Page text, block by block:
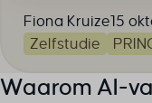
Fiona Kruize15
Zelfstudie
Waarom AI-